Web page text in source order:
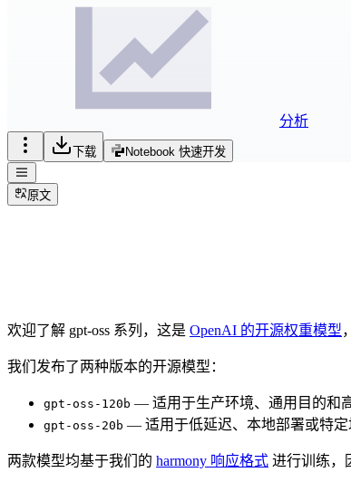
分析
下载 Notebook 快速开发
原文
欢迎了解 gpt-oss 系列，这是 OpenAI 的开源权重模型
我们发布了两种版本的开源模型：
gpt-oss-120b — 适用于生产环境、通用目的和
gpt-oss-20b — 适用于低延迟、本地部署或特定
两款模型均基于我们的 harmony 响应格式 进行训练，